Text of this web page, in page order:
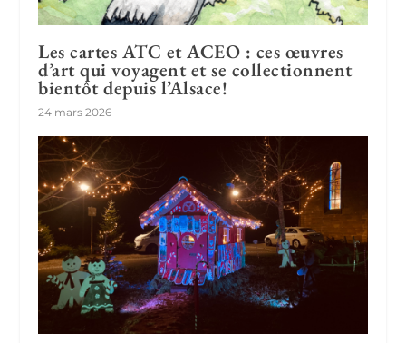
Les cartes ATC et ACEO : ces œuvres
d’art qui voyagent et se collectionnent
bientôt depuis l’Alsace!
24 mars 2026